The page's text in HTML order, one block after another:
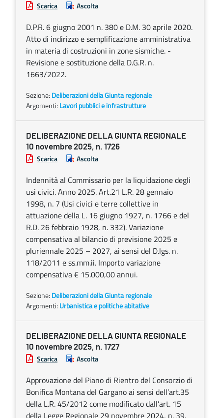
Scarica Ascolta
D.P.R. 6 giugno 2001 n. 380 e D.M. 30 aprile 2020.
Atto di indirizzo e semplificazione amministrativa
in materia di costruzioni in zone sismiche. -
Revisione e sostituzione della D.G.R. n.
1663/2022.
Sezione: Deliberazioni della Giunta regionale
Argomenti: Lavori pubblici e infrastrutture
DELIBERAZIONE DELLA GIUNTA REGIONALE
10 novembre 2025, n. 1726
Scarica Ascolta
Indennità al Commissario per la liquidazione degli
usi civici. Anno 2025. Art.21 L.R. 28 gennaio
1998, n. 7 (Usi civici e terre collettive in
attuazione della L. 16 giugno 1927, n. 1766 e del
R.D. 26 febbraio 1928, n. 332). Variazione
compensativa al bilancio di previsione 2025 e
pluriennale 2025 – 2027, ai sensi del D.lgs. n.
118/2011 e ss.mm.ii. Importo variazione
compensativa € 15.000,00 annui.
Sezione: Deliberazioni della Giunta regionale
Argomenti: Urbanistica e politiche abitative
DELIBERAZIONE DELLA GIUNTA REGIONALE
10 novembre 2025, n. 1727
Scarica Ascolta
Approvazione del Piano di Rientro del Consorzio di
Bonifica Montana del Gargano ai sensi dell’art.35
della L.R. 45/2012 come modificato dall’art. 15
della Legge Regionale 29 novembre 2024, n. 39.